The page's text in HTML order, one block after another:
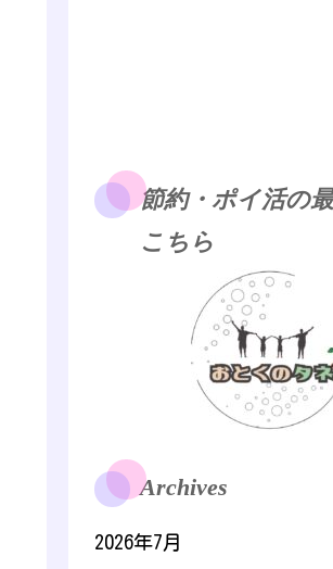
節約・ポイ活の
こちら
Archives
2026年7月